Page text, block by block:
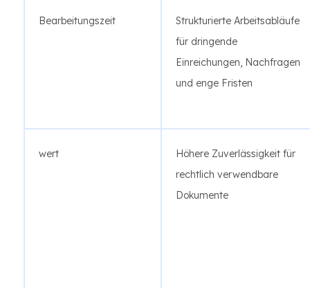
Bearbeitungszeit
Strukturierte Arbeitsabläufe
für dringende
Einreichungen, Nachfragen
und enge Fristen
wert
Höhere Zuverlässigkeit für
rechtlich verwendbare
Dokumente